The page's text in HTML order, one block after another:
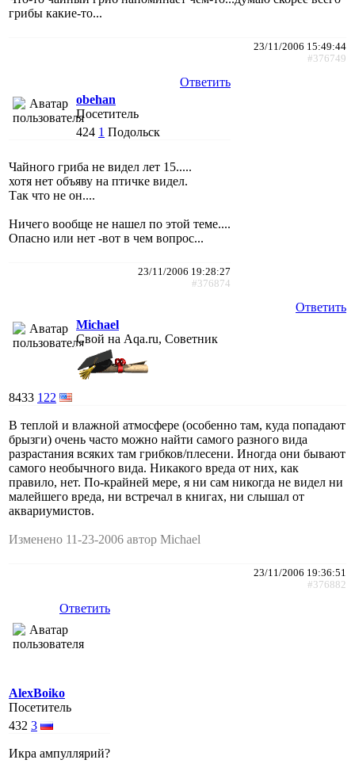
грибы какие-то...
23/11/2006 15:49:44
#376749
Ответить
obehan
Посетитель
424 1 Подольск
Чайного гриба не видел лет 15.....
хотя нет объяву на птичке видел.
Так что не он....
Ничего вообще не нашел по этой теме....
Опасно или нет -вот в чем вопрос...
23/11/2006 19:28:27
#376874
Ответить
Michael
Свой на Aqa.ru, Советник
8433 122
В теплой и влажной атмосфере (особенно там, куда попадают
брызги) очень часто можно найти самого разного вида
разрастания всяких там грибков/плесени. Иногда они бывают
самого необычного вида. Никакого вреда от них, как
правило, нет. По-крайней мере, я ни сам никогда не видел ни
малейшего вреда, ни встречал в книгах, ни слышал от
аквариумистов.
Изменено 11-23-2006 автор Michael
23/11/2006 19:36:51
#376882
Ответить
AlexBoiko
Посетитель
432 3
Икра ампуллярий?